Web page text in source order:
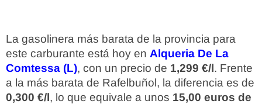
La gasolinera más barata de la provincia para
este carburante está hoy en Alqueria De La
Comtessa (L), con un precio de 1,299 €/l. Frente
a la más barata de Rafelbuñol, la diferencia es de
0,300 €/l, lo que equivale a unos 15,00 euros de